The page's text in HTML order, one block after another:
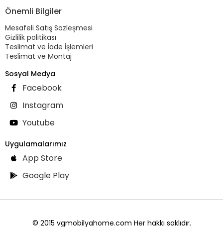
Önemli Bilgiler
Mesafeli Satış Sözleşmesi
Gizlilik politikası
Teslimat ve İade İşlemleri
Teslimat ve Montaj
Sosyal Medya
Facebook
Instagram
Youtube
Uygulamalarımız
App Store
Google Play
© 2015 vgmobilyahome.com Her hakkı saklıdır.